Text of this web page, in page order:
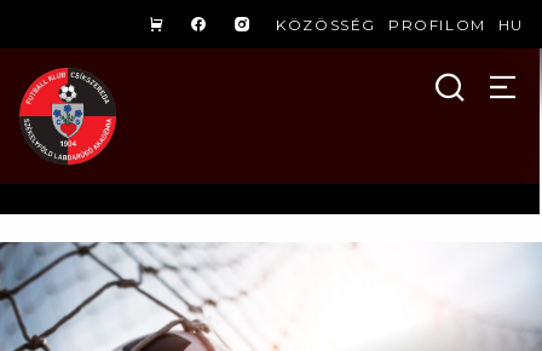
KÖZÖSSÉG PROFILOM HU